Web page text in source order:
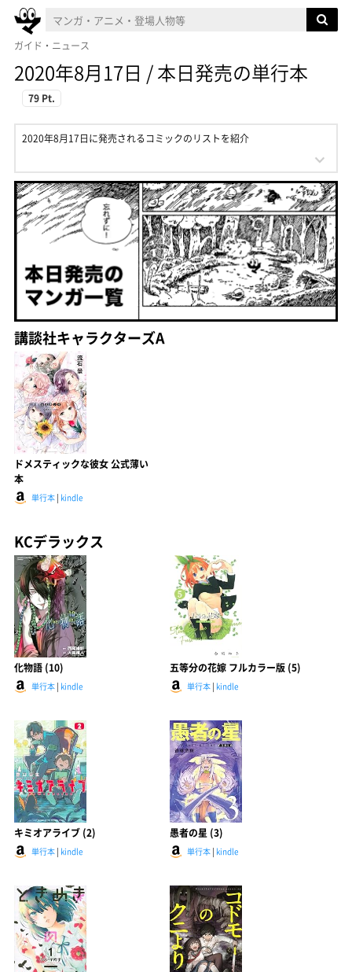
ガイド・ニュース
2020年8月17日 / 本日発売の単行本
79 Pt.
2020年8月17日に発売されるコミックのリストを紹介
講談社キャラクターズA
ドメスティックな彼女 公式薄い
本
単行本 | kindle
KCデラックス
化物語 (10)
単行本 | kindle
五等分の花嫁 フルカラー版 (5)
単行本| kindle
キミオアライブ (2)
単行本 | kindle
愚者の星 (3)
単行本| kindle